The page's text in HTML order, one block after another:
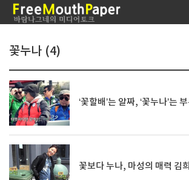
꽃누나 (4)
‘꽃할배’는 알짜, ‘꽃누나’는
꽃보다 누나, 마성의 매력 김